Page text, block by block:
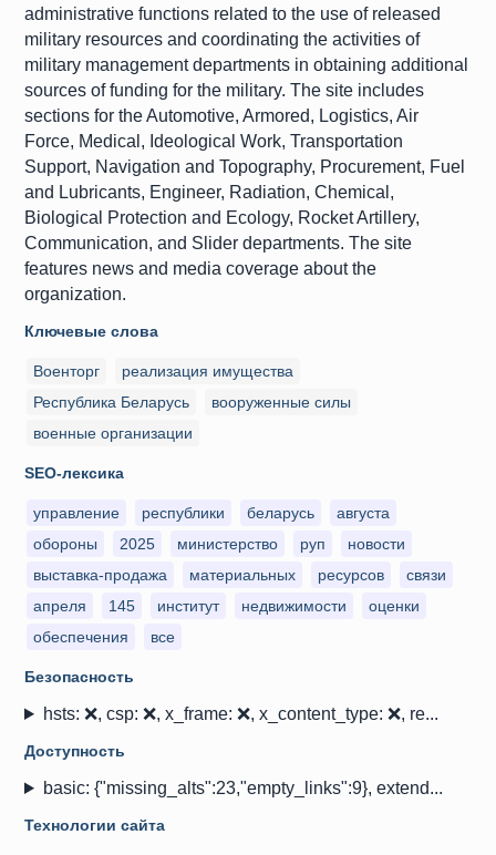
administrative functions related to the use of released
military resources and coordinating the activities of
military management departments in obtaining additional
sources of funding for the military. The site includes
sections for the Automotive, Armored, Logistics, Air
Force, Medical, Ideological Work, Transportation
Support, Navigation and Topography, Procurement, Fuel
and Lubricants, Engineer, Radiation, Chemical,
Biological Protection and Ecology, Rocket Artillery,
Communication, and Slider departments. The site
features news and media coverage about the
organization.
Ключевые слова
Военторг
реализация имущества
Республика Беларусь
вооруженные силы
военные организации
SEO-лексика
управление республики беларусь
августа
обороны
2025 министерство руп
новости
выставка-продажа
материальных ресурсов
связи
апреля
145 институт недвижимости
оценки
обеспечения
все
Безопасность
hsts: ❌, csp: ❌, x_frame: ❌, x_content_type: ❌, re...
Доступность
basic: {"missing_alts":23,"empty_links":9}, extend...
Технологии сайта